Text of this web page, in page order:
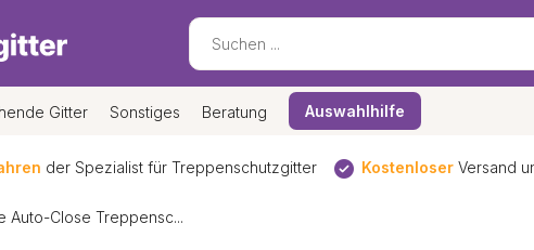
Gitter Sonstiges Beratung Auswahlhilfe
für Treppenschutzgitter KostenloserVersand und
Auto-Close Treppensc...